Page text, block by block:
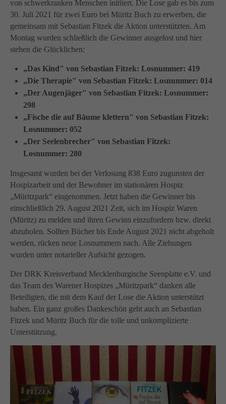
About us
Lorem ipsum dolor sit amet, consectetuer adipiscing
elit.
Aenean commodo ligula eget dolor. Aenean massa.
Cum sociis natoque penatibus et magnis dis parturient
montes, nascetur ridiculus mus. Donec quam felis,
ultricies nec.
von schwerkranken Menschen initiiert. Die Lose gab es bis zum
30. Juli 2021 für zwei Euro bei Müritz Buch zu erwerben, die
gemeinsam mit Sebastian Fitzek die Aktion unterstützten. Am
Montag wurden schließlich die Gewinner ausgelost und hier
stehen die Glücklichen:
„Das Kind" von Sebastian Fitzek: Losnummer: 419
„Die Therapie" von Sebastian Fitzek: Losnummer: 014
„Der Augenjäger" von Sebastian Fitzek: Losnummer:
298
„Fische die auf Bäume klettern" von Sebastian Fitzek:
Losnummer: 052
„Der Seelenbrecher" von Sebastian Fitzek:
Losnummer: 280
Insgesamt wurden bei der Verlosung 838 Euro zugunsten der
Hospizarbeit und der Bewohner im stationären Hospiz
„Müritzpark“ eingenommen. Jetzt haben die Gewinner bis
einschließlich 29. August 2021 Zeit, sich im Hospiz Waren
(Müritz) zu melden und ihren Gewinn einzufordern bzw. direkt
abzuholen. Sollten Bücher bis Ende August 2021 nicht abgeholt
werden, rücken neue Losnummern nach. Alle Ziehungen
wurden unter notarieller Aufsicht gezogen.
Der DRK Kreisverband Mecklenburgische Seenplatte e.V. und
das Team des Warener Hospizes „Müritzpark“ danken alle
Beteiligten, die mit dem Kauf der Lose die Aktion unterstützt
haben. Ein ganz großes Dankeschön geht auch an Sebastian
Fitzek und Müritz Buch für die tolle und unkomplizierte
Unterstützung.